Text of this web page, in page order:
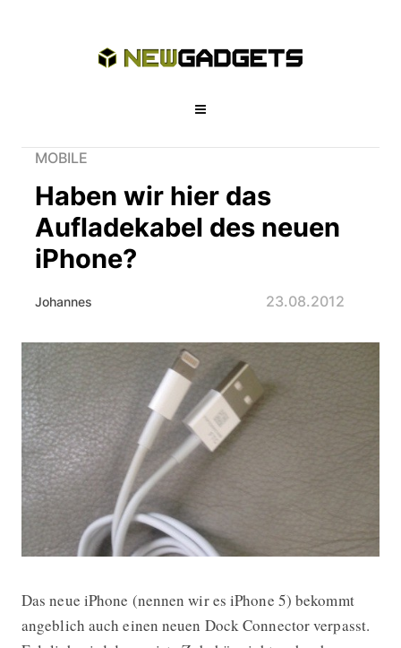
MOBILE
Haben wir hier das
Aufladekabel des neuen
iPhone?
Johannes 23.08.2012
Haben wir hier das Aufladekabel
Das neue iPhone (nennen wir es iPhone 5) bekommt
angeblich auch einen neuen Dock Connector verpasst.